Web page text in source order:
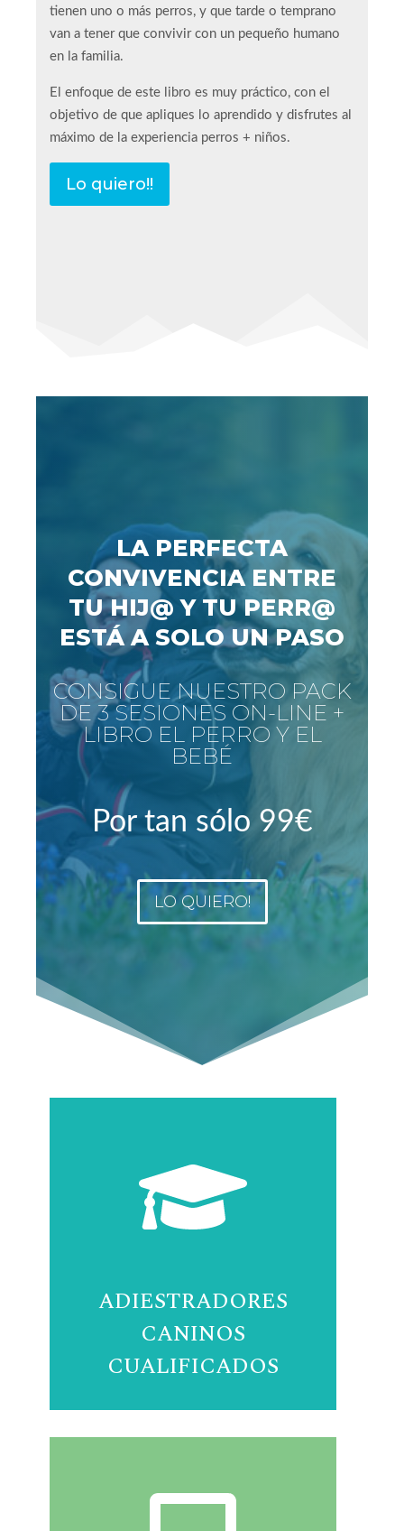
tienen uno o más perros, y que tarde o temprano
van a tener que convivir con un pequeño humano
en la familia.
El enfoque de este libro es muy práctico, con el
objetivo de que apliques lo aprendido y disfrutes al
máximo de la experiencia perros + niños.
Lo quiero!!
LA PERFECTA
CONVIVENCIA ENTRE
TU HIJ@ Y TU PERR@
ESTÁ A SOLO UN PASO
CONSIGUE NUESTRO PACK
DE 3 SESIONES ON-LINE +
LIBRO EL PERRO Y EL
BEBÉ
Por tan sólo 99€
LO QUIERO!
ADIESTRADORES
CANINOS
CUALIFICADOS